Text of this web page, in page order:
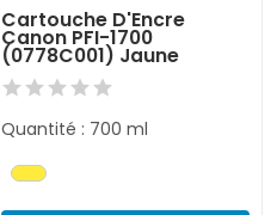
Cartouche D'Encre
Canon PFI-1700
(0778C001) Jaune
Quantité : 700 ml